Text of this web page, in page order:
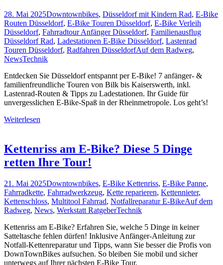
28. Mai 2025Downtownbikes, Düsseldorf mit Kindern Rad, E-Bike
Routen Düsseldorf, E-Bike Touren Düsseldorf, E-Bike Verleih
Düsseldorf, Fahrradtour Anfänger Düsseldorf, Familienausflug
Düsseldorf Rad, Ladestationen E-Bike Düsseldorf, Lastenrad
Touren Düsseldorf, Radfahren DüsseldorfAuf dem Radweg,
NewsTechnik
Entdecken Sie Düsseldorf entspannt per E-Bike! 7 anfänger- &
familienfreundliche Touren von Bilk bis Kaiserswerth, inkl.
Lastenrad-Routen & Tipps zu Ladestationen. Ihr Guide für
unvergesslichen E-Bike-Spaß in der Rheinmetropole. Los geht’s!
Weiterlesen
Kettenriss am E-Bike? Diese 5 Dinge
retten Ihre Tour!
21. Mai 2025Downtownbikes, E-Bike Kettenriss, E-Bike Panne,
Fahrradkette, Fahrradwerkzeug, Kette reparieren, Kettennieter,
Kettenschloss, Multitool Fahrrad, Notfallreparatur E-BikeAuf dem
Radweg, News, Werkstatt RatgeberTechnik
Kettenriss am E-Bike? Erfahren Sie, welche 5 Dinge in keiner
Satteltasche fehlen dürfen! Inklusive Anfänger-Anleitung zur
Notfall-Kettenreparatur und Tipps, wann Sie besser die Profis von
DownTownBikes aufsuchen. So bleiben Sie mobil und sicher
unterwegs auf Ihrer nächsten E-Bike Tour.